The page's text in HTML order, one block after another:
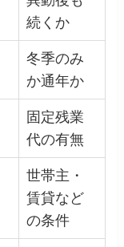
続くか
冬季のみ
か通年か
固定残業
代の有無
世帯主・
賃貸など
の条件